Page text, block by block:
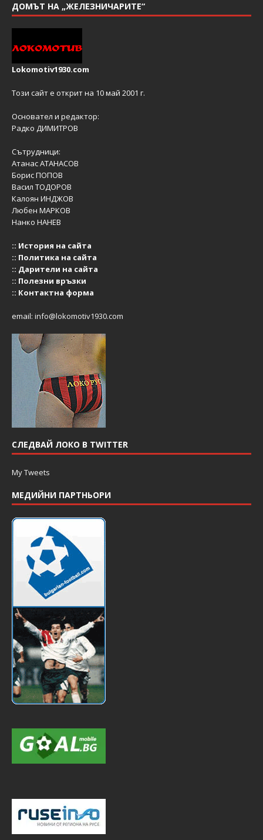
ДОМЪТ НА „ЖЕЛЕЗНИЧАРИТЕ“
Lokomotiv1930.com
Този сайт е открит на 10 май 2001 г.
Основател и редактор:
Радко ДИМИТРОВ
Сътрудници:
Атанас АТАНАСОВ
Борис ПОПОВ
Васил ТОДОРОВ
Калоян ИНДЖОВ
Любен МАРКОВ
Нанко НАНЕВ
:: История на сайта
:: Политика на сайта
:: Дарители на сайта
:: Полезни връзки
:: Контактна форма
email: info@lokomotiv1930.com
СЛЕДВАЙ ЛОКО В TWITTER
My Tweets
МЕДИЙНИ ПАРТНЬОРИ